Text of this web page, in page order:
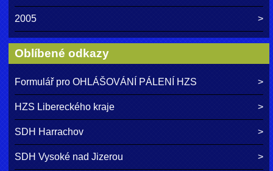
2005
Oblíbené odkazy
Formulář pro OHLÁŠOVÁNÍ PÁLENÍ HZS
HZS Libereckého kraje
SDH Harrachov
SDH Vysoké nad Jizerou